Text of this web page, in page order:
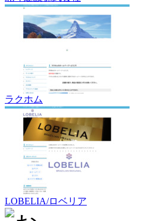
ラクホム
LOBELIA/ロベリア